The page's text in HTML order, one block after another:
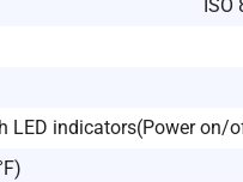
ISO
LED indicators(Power on/